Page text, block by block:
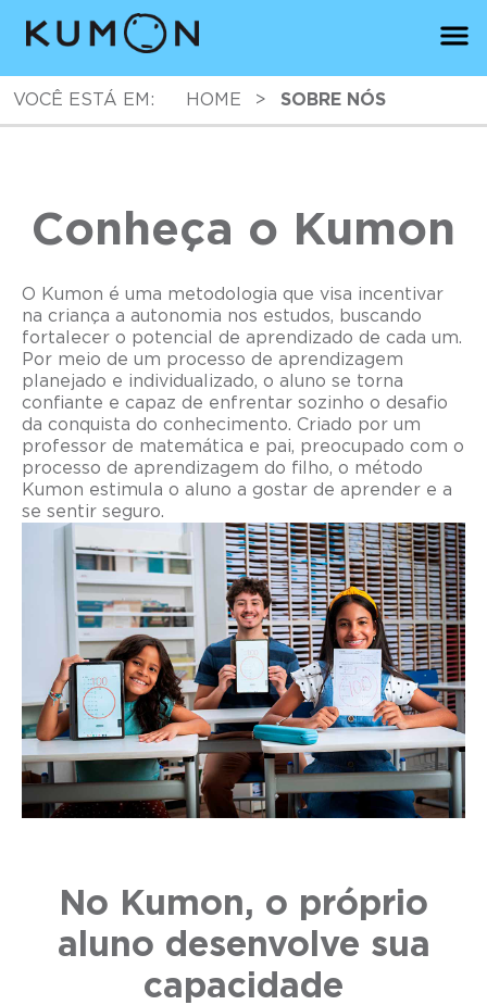
VOCÊ ESTÁ EM: HOME > SOBRE NÓS
Conheça o Kumon
O Kumon é uma metodologia que visa incentivar
na criança a autonomia nos estudos, buscando
fortalecer o potencial de aprendizado de cada um.
Por meio de um processo de aprendizagem
planejado e individualizado, o aluno se torna
confiante e capaz de enfrentar sozinho o desafio
da conquista do conhecimento. Criado por um
professor de matemática e pai, preocupado com o
processo de aprendizagem do filho, o método
Kumon estimula o aluno a gostar de aprender e a
se sentir seguro.
No Kumon, o próprio
aluno desenvolve sua
capacidade